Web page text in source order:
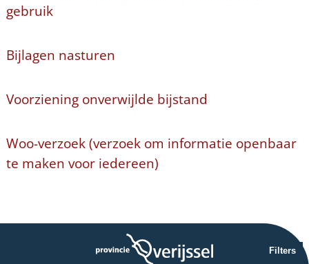
gebruik
Bijlagen nasturen
Voorziening onverwijlde bijstand
Woo-verzoek (verzoek om informatie openbaar
te maken voor iedereen)
Filters